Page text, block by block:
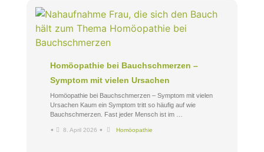
Homöopathie bei Bauchschmerzen –
Symptom mit vielen Ursachen
Homöopathie bei Bauchschmerzen – Symptom mit vielen
Ursachen Kaum ein Symptom tritt so häufig auf wie
Bauchschmerzen. Fast jeder Mensch ist im …
• 8. April 2026 • Homöopathie